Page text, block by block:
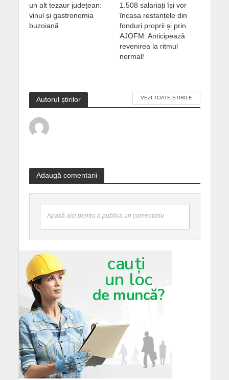
un alt tezaur județean:
vinul și gastronomia
buzoiană
1.508 salariați își vor
încasa restanțele din
fonduri proprii și prin
AJOFM. Anticipează
revenirea la ritmul
normal!
Autorul știrilor VEZI TOATE ȘTIRILE
Adaugă comentarii
Apasă aici pentru a publica un comentariu